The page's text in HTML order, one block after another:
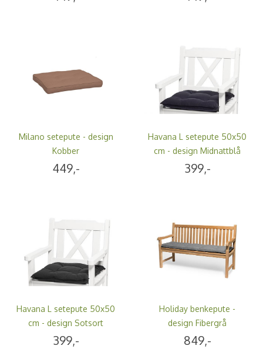
Milano setepute - design
Kobber
449,-
Havana L setepute 50x50
cm - design Midnattblå
399,-
Havana L setepute 50x50
cm - design Sotsort
399,-
Holiday benkepute -
design Fibergrå
849,-